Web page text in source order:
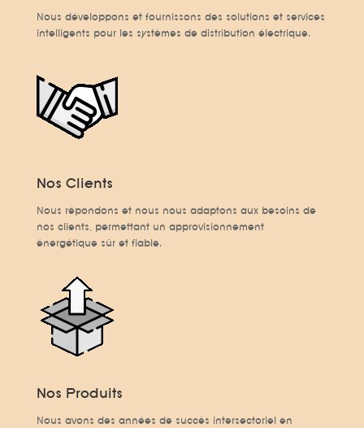
Nous développons et fournissons des solutions et services
intelligents pour les systèmes de distribution électrique.
Nos Clients
Nous répondons et nous nous adaptons aux besoins de
nos clients, permettant un approvisionnement
énergétique sûr et fiable.
Nos Produits
Nous avons des années de succès intersectoriel en